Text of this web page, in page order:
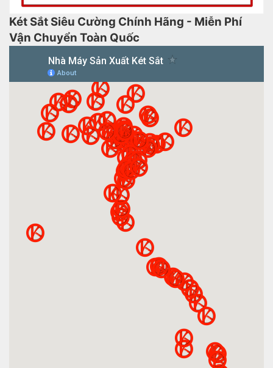
Két Sắt Siêu Cường Chính Hãng - Miễn Phí
Vận Chuyển Toàn Quốc